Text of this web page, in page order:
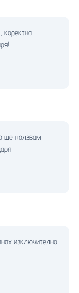
коректна
ще ползвам
изключително